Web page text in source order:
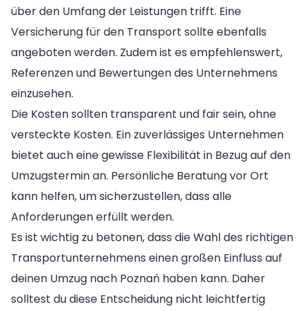
über den Umfang der Leistungen trifft. Eine
Versicherung für den Transport sollte ebenfalls
angeboten werden. Zudem ist es empfehlenswert,
Referenzen und Bewertungen des Unternehmens
einzusehen.
Die Kosten sollten transparent und fair sein, ohne
versteckte Kosten. Ein zuverlässiges Unternehmen
bietet auch eine gewisse Flexibilität in Bezug auf den
Umzugstermin an. Persönliche Beratung vor Ort
kann helfen, um sicherzustellen, dass alle
Anforderungen erfüllt werden.
Es ist wichtig zu betonen, dass die Wahl des richtigen
Transportunternehmens einen großen Einfluss auf
deinen Umzug nach Poznań haben kann. Daher
solltest du diese Entscheidung nicht leichtfertig